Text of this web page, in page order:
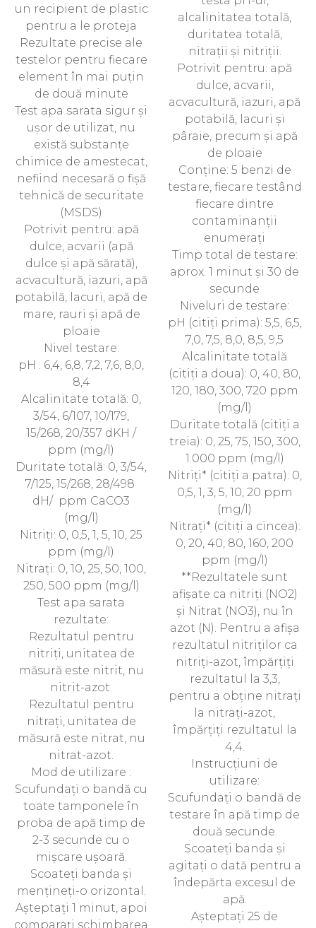
un recipient de plastic
pentru a le proteja
Rezultate precise ale
testelor pentru fiecare
element în mai puțin
de două minute
Test apa sarata sigur și
ușor de utilizat, nu
există substanțe
chimice de amestecat,
nefiind necesară o fișă
tehnică de securitate
(MSDS)
Potrivit pentru: apă
dulce, acvarii (apă
dulce și apă sărată),
acvacultură, iazuri, apă
potabilă, lacuri, apă de
mare, rauri și apă de
ploaie
Nivel testare:
pH : 6,4, 6,8, 7,2, 7,6, 8,0,
8,4
Alcalinitate totală: 0,
3/54, 6/107, 10/179,
15/268, 20/357 dKH /
ppm (mg/l)
Duritate totală: 0, 3/54,
7/125, 15/268, 28/498
dH/ ppm CaCO3
(mg/l)
Nitriți: 0, 0,5, 1, 5, 10, 25
ppm (mg/l)
Nitrați: 0, 10, 25, 50, 100,
250, 500 ppm (mg/l)
Test apa sarata
rezultate:
Rezultatul pentru
nitriți, unitatea de
măsură este nitrit, nu
nitrit-azot.
Rezultatul pentru
nitrați, unitatea de
măsură este nitrat, nu
nitrat-azot.
Mod de utilizare :
Scufundați o bandă cu
toate tamponele în
proba de apă timp de
2-3 secunde cu o
mișcare ușoară.
Scoateți banda și
mențineți-o orizontal.
Așteptați 1 minut, apoi
comparați schimbarea
alcalinitatea totală,
duritatea totală,
nitrații și nitriții.
Potrivit pentru: apă
dulce, acvarii,
acvacultură, iazuri, apă
potabilă, lacuri și
pâraie, precum și apă
de ploaie
Conține: 5 benzi de
testare, fiecare testând
fiecare dintre
contaminanții
enumerați
Timp total de testare:
aprox. 1 minut și 30 de
secunde
Niveluri de testare:
pH (citiți prima): 5,5, 6,5,
7,0, 7,5, 8,0, 8,5, 9,5
Alcalinitate totală
(citiți a doua): 0, 40, 80,
120, 180, 300, 720 ppm
(mg/l)
Duritate totală (citiți a
treia): 0, 25, 75, 150, 300,
1.000 ppm (mg/l)
Nitriți* (citiți a patra): 0,
0,5, 1, 3, 5, 10, 20 ppm
(mg/l)
Nitrați* (citiți a cincea):
0, 20, 40, 80, 160, 200
ppm (mg/l)
**Rezultatele sunt
afișate ca nitriți (NO2)
și Nitrat (NO3), nu în
azot (N). Pentru a afișa
rezultatul nitriților ca
nitriți-azot, împărțiți
rezultatul la 3,3,
pentru a obține nitrați
la nitrați-azot,
împărțiți rezultatul la
4,4.
Instrucțiuni de
utilizare:
Scufundați o bandă de
testare în apă timp de
două secunde.
Scoateți banda și
agitați o dată pentru a
îndepărta excesul de
apă.
Așteptați 25 de